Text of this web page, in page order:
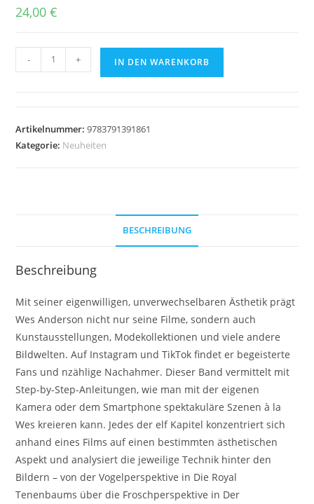
24,00€
Like
- + IN DEN WARENKORB
Artikelnummer:9783791391861
Kategorie: Neuheiten
BESCHREIBUNG
Beschreibung
Mit seiner eigenwilligen, unverwechselbaren Ästhetik prägt
Wes Anderson nicht nur seine Filme, sondern auch
Kunstausstellungen, Modekollektionen und viele andere
Bildwelten. Auf Instagram und TikTok findet er begeisterte
Fans und nzählige Nachahmer. Dieser Band vermittelt mit
Step-by-Step-Anleitungen, wie man mit der eigenen
Kamera oder dem Smartphone spektakuläre Szenen à la
Wes kreieren kann. Jedes der elf Kapitel konzentriert sich
anhand eines Films auf einen bestimmten ästhetischen
Aspekt und analysiert die jeweilige Technik hinter den
Bildern – von der Vogelperspektive in Die Royal
Tenenbaums über die Froschperspektive in Der